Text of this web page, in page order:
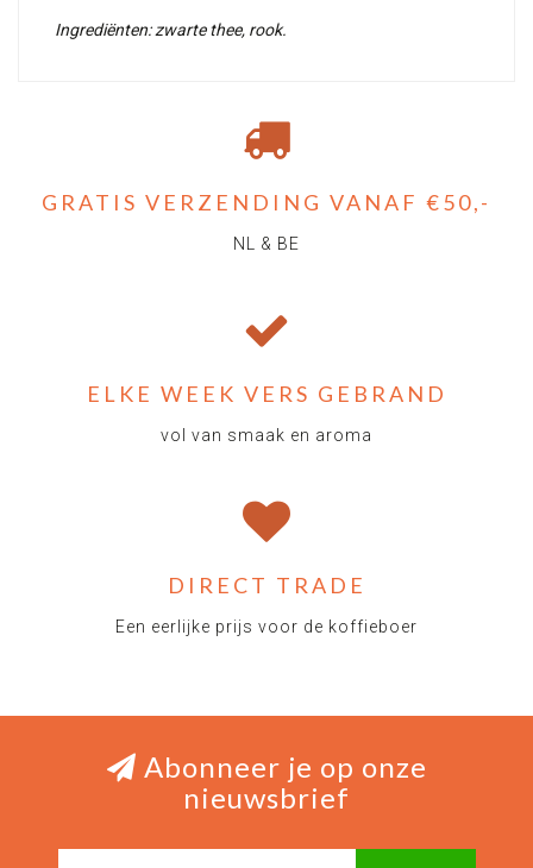
Ingrediënten: zwarte thee, rook.
GRATIS VERZENDING VANAF €50,-
NL & BE
ELKE WEEK VERS GEBRAND
vol van smaak en aroma
DIRECT TRADE
Een eerlijke prijs voor de koffieboer
Abonneer je op onze
nieuwsbrief